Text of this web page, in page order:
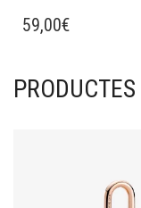
59,00€